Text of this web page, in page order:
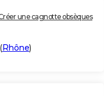
une cagnotte obsèques
(Rhône)